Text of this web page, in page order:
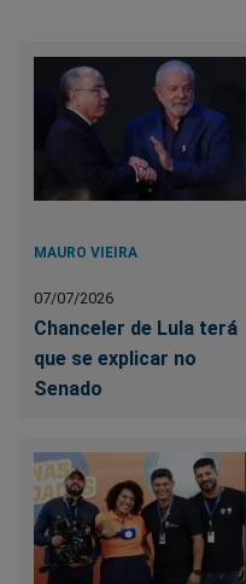
MAURO VIEIRA
07/07/2026
Chanceler de Lula terá
que se explicar no
Senado